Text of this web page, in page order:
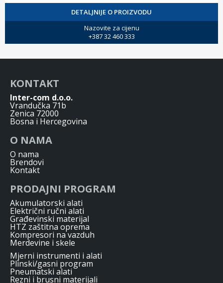
DETALJNIJE O PROIZVODU
Nazovite za cijenu
+387 32 460 333
KONTAKT
Inter-com d.o.o.
Vrandučka 71b
Zenica 72000
Bosna i Hercegovina
O NAMA
O nama
Brendovi
Kontakt
PRODAJNI PROGRAM
Akumulatorski alati
Električni ručni alati
Građevinski materijal
HTZ zaštitna oprema
Kompresori na vazduh
Merdevine i skele
Mjerni instrumenti i alati
Plinski/gasni program
Pneumatski alati
Rezni i brusni materijali